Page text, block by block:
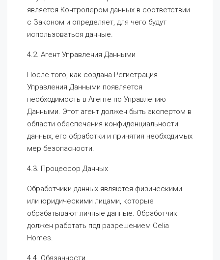
является Контролером данных в соответствии
с Законом и определяет, для чего будут
использоваться данные.
4.2. Агент Управления Данными
После того, как создана Регистрация
Управления Данными появляется
необходимость в Агенте по Управлению
Данными. Этот агент должен быть экспертом в
области обеспечения конфиденциальности
данных, его обработки и принятия необходимых
мер безопасности.
4.3. Процессор Данных
Обработчики данных являются физическими
или юридическими лицами, которые
обрабатывают личные данные. Обработчик
должен работать под разрешением Celia
Homes.
4.4. Обязанности